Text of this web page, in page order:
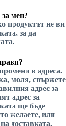
мен?
продуктът не ви
за да
в адреса.
моля, свържете
адрес за
адрес за
ще бъде
желаете, или
доставката.